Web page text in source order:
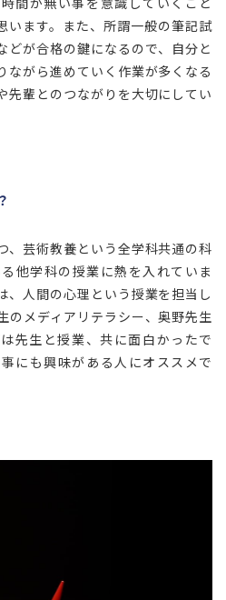
います。また、所謂一般の筆記試
どが合格の鍵になるので、自分と
ながら進めていく作業が多くなる
先輩とのつながりを大切にしてい
、芸術教養という全学科共通の科
他学科の授業に熱を入れていま
、人間の心理という授業を担当し
のメディアリテラシー、奥野先生
先生と授業、共に面白かったで
にも興味がある人にオススメで